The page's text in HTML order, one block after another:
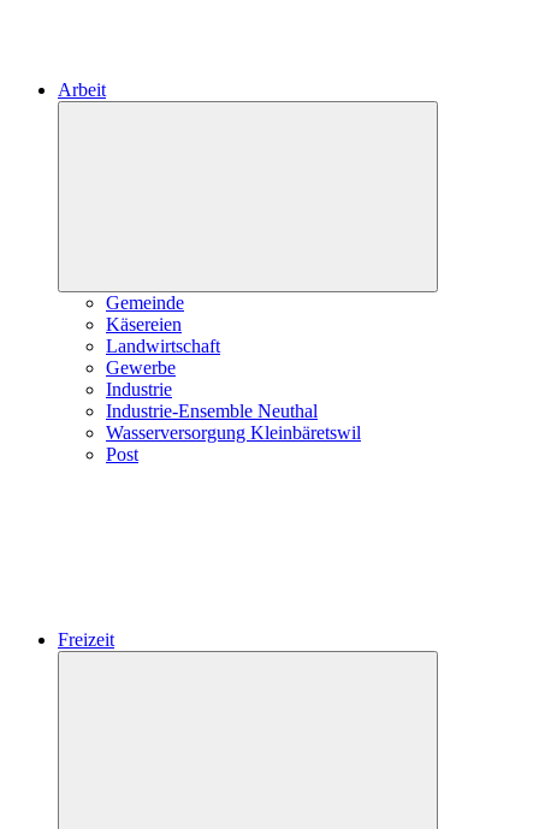
Arbeit
Gemeinde
Käsereien
Landwirtschaft
Gewerbe
Industrie
Industrie-Ensemble Neuthal
Wasserversorgung Kleinbäretswil
Post
Freizeit